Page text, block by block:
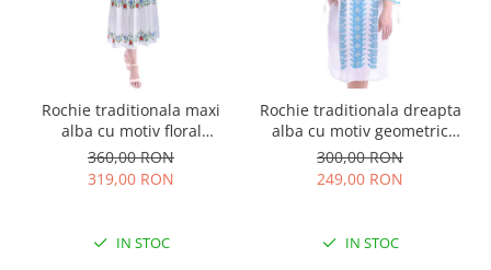
Rochie traditionala maxi
alba cu motiv floral
multicolor Sanziana
360,00 RON
319,00 RON
IN STOC
Rochie traditionala dreapta
alba cu motiv geometric
albastru Tania
300,00 RON
249,00 RON
IN STOC